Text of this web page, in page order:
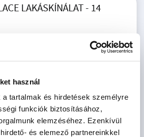
használ
a tartalmak és hirdetések személyre
funkciók biztosításához,
elemzéséhez. Ezenkívül
és elemező partnereinkkel
LAKÁSKÍNÁLAT - 14
M Ft
m2